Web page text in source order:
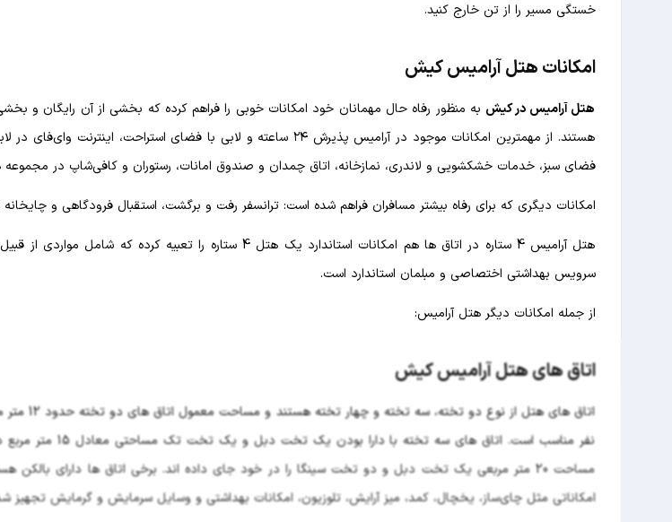
خستگی مسیر را از تن خارج کنید.
امکانات هتل آرامیس کیش
هتل آرامیس در کیش به منظور رفاه حال مهمانان خود امکانات خوبی را فراهم کرده که بخشی از آن رایگان و
هستند. از مهمترین امکانات موجود در آرامیس پذیرش ۲۴ ساعته و لابی با فضای
فضای سبز، خدمات خشکشویی و لاندری، نمازخانه، اتاق چمدان و صندوق امانات، رستوران و کافی‌شاپ در
امکانات دیگری که برای رفاه بیشتر مسافران فراهم شده است: ترانسفر رفت و برگشت، استقبال فرودگاهی و
هتل آرامیس 4 ستاره در اتاق ها هم امکانات استاندارد یک هتل 4 ستاره را تعبیه
سرویس بهداشتی اختصاصی و مبلمان استاندارد است.
از جمله امکانات دیگر هتل آرامیس:
اتاق های هتل آرامیس کیش
اتاق های هتل از
نفر مناسب است. اتاق های سه
مساحت 20 متر مربعی یک تخت دبل و دو تخت سینگا را در خود جای داده اند. برخی اتاق ها دارای بالکن
امکاناتی مثل چای‌ساز، یخچال، کمد، میز آرایش، تلوزیون، امکانات بهداشتی و وسایل سرمایش و گرمایش تجهیز